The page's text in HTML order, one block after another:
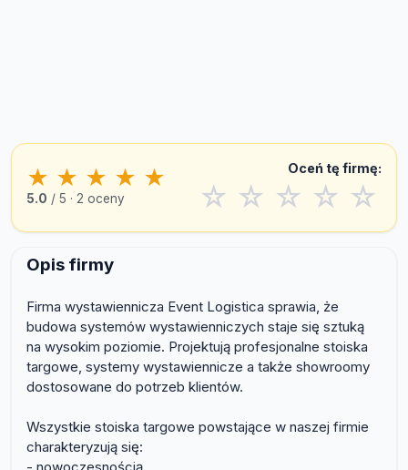
★ ★ ★ ★ ★
5.0 / 5 · 2 oceny
Oceń tę firmę:
☆ ☆ ☆ ☆ ☆
Opis firmy
Firma wystawiennicza Event Logistica sprawia, że
budowa systemów wystawienniczych staje się sztuką
na wysokim poziomie. Projektują profesjonalne stoiska
targowe, systemy wystawiennicze a także showroomy
dostosowane do potrzeb klientów.
Wszystkie stoiska targowe powstające w naszej firmie
charakteryzują się: